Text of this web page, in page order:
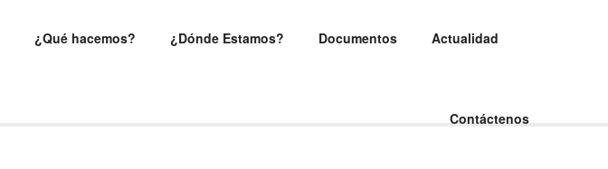
¿Qué hacemos? ¿Dónde Estamos? Documentos Actualidad
Contáctenos